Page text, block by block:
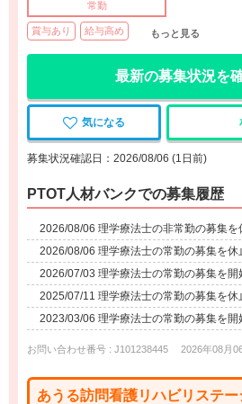
常勤
賞与あり 給与高め もっと見る
最新の募集状況を
気になる
募集状況確認日：2026/08/06 (1日前)
PTOT人材バンクでの募集履歴
2026/08/06 理学療法士の非常勤の募集を
2026/08/06 理学療法士の常勤の募集を休
2026/07/03 理学療法士の常勤の募集を開
2025/07/11 理学療法士の常勤の募集を休
2023/03/06 理学療法士の常勤の募集を開
お問い合わせ番号 : J101238445 2026年08月
あうる訪問看護リハビリステ